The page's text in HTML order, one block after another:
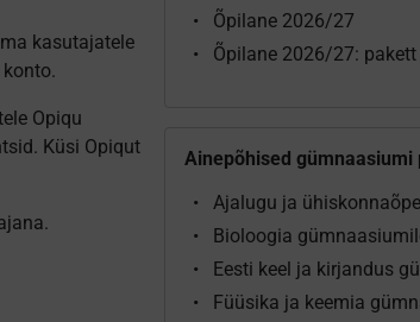
kasutajatele
Opiqu
Küsi Opiqut
Õpilane 2026/27
Õpilane 2026/27:
Ainepõhised gümnaasiumi
Ajalugu ja
Bioloogia
Eesti keel ja kirjandus
Füüsika ja keemia